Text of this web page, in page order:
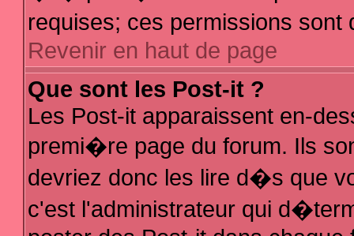
requises; ces permissions
Revenir en haut de page
Que sont les Post-it ?
Les Post-it apparaissent en-
premi�re page du forum. Ils
devriez donc les lire d�s que
c'est l'administrateur qui